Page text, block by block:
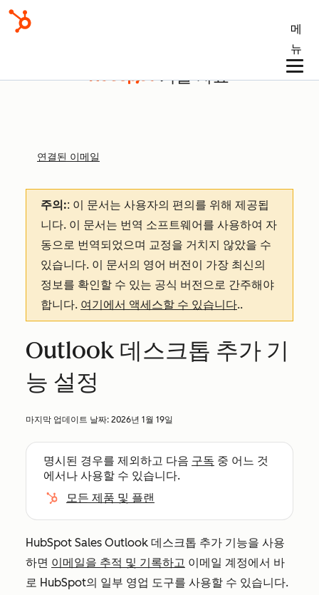
메
뉴
기술 자료
연결된 이메일
주의:: 이 문서는 사용자의 편의를 위해 제공됩
니다. 이 문서는 번역 소프트웨어를 사용하여 자
동으로 번역되었으며 교정을 거치지 않았을 수
있습니다. 이 문서의 영어 버전이 가장 최신의
정보를 확인할 수 있는 공식 버전으로 간주해야
합니다. 여기에서 액세스할 수 있습니다..
Outlook 데스크톱 추가 기
능 설정
마지막 업데이트 날짜: 2026년 1월 19일
명시된 경우를 제외하고 다음 구독 중 어느 것
에서나 사용할 수 있습니다.
모든 제품 및 플랜
HubSpot Sales Outlook 데스크톱 추가 기능을 사용
하면 이메일을 추적 및 기록하고 이메일 계정에서 바
로 HubSpot의 일부 영업 도구를 사용할 수 있습니다.